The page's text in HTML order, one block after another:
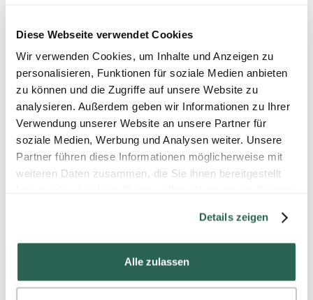
Diese Webseite verwendet Cookies
Wir verwenden Cookies, um Inhalte und Anzeigen zu
personalisieren, Funktionen für soziale Medien anbieten
zu können und die Zugriffe auf unsere Website zu
analysieren. Außerdem geben wir Informationen zu Ihrer
Verwendung unserer Website an unsere Partner für
soziale Medien, Werbung und Analysen weiter. Unsere
Partner führen diese Informationen möglicherweise mit
weiteren Daten zusammen, die Sie ihnen bereitgestellt
Details zeigen
Alle zulassen